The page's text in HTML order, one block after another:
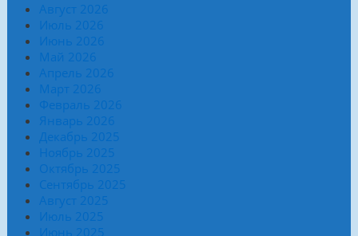
Август 2026
Июль 2026
Июнь 2026
Май 2026
Апрель 2026
Март 2026
Февраль 2026
Январь 2026
Декабрь 2025
Ноябрь 2025
Октябрь 2025
Сентябрь 2025
Август 2025
Июль 2025
Июнь 2025